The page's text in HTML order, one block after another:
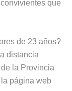
que
de 23 años?
distancia
la Provincia
página web